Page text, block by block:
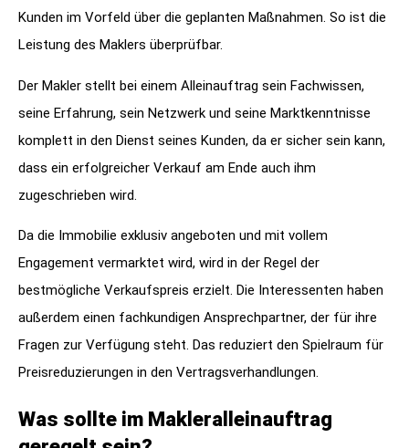
Kunden im Vorfeld über die geplanten Maßnahmen. So ist die
Leistung des Maklers überprüfbar.
Der Makler stellt bei einem Alleinauftrag sein Fachwissen,
seine Erfahrung, sein Netzwerk und seine Marktkenntnisse
komplett in den Dienst seines Kunden, da er sicher sein kann,
dass ein erfolgreicher Verkauf am Ende auch ihm
zugeschrieben wird.
Da die Immobilie exklusiv angeboten und mit vollem
Engagement vermarktet wird, wird in der Regel der
bestmögliche Verkaufspreis erzielt. Die Interessenten haben
außerdem einen fachkundigen Ansprechpartner, der für ihre
Fragen zur Verfügung steht. Das reduziert den Spielraum für
Preisreduzierungen in den Vertragsverhandlungen.
Was sollte im Makleralleinauftrag